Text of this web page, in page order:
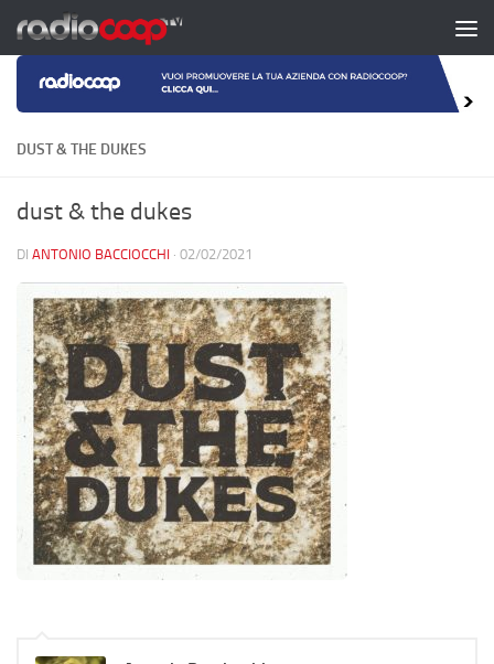
Salta al contenuto
DUST & THE DUKES
dust & the dukes
DI ANTONIO BACCIOCCHI · 02/02/2021